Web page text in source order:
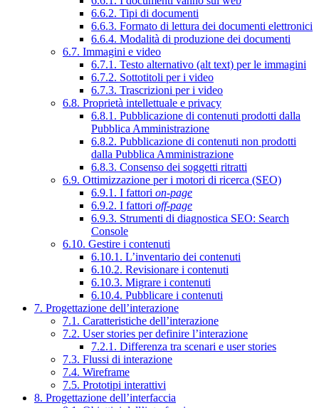
6.6.2. Tipi di documenti
6.6.3. Formato di lettura dei documenti elettronici
6.6.4. Modalità di produzione dei documenti
6.7. Immagini e video
6.7.1. Testo alternativo (alt text) per le immagini
6.7.2. Sottotitoli per i video
6.7.3. Trascrizioni per i video
6.8. Proprietà intellettuale e privacy
6.8.1. Pubblicazione di contenuti prodotti dalla
Pubblica Amministrazione
6.8.2. Pubblicazione di contenuti non prodotti
dalla Pubblica Amministrazione
6.8.3. Consenso dei soggetti ritratti
6.9. Ottimizzazione per i motori di ricerca (SEO)
6.9.1. I fattori on-page
6.9.2. I fattori off-page
6.9.3. Strumenti di diagnostica SEO: Search
Console
6.10. Gestire i contenuti
6.10.1. L’inventario dei contenuti
6.10.2. Revisionare i contenuti
6.10.3. Migrare i contenuti
6.10.4. Pubblicare i contenuti
7. Progettazione dell’interazione
7.1. Caratteristiche dell’interazione
7.2. User stories per definire l’interazione
7.2.1. Differenza tra scenari e user stories
7.3. Flussi di interazione
7.4. Wireframe
7.5. Prototipi interattivi
8. Progettazione dell’interfaccia